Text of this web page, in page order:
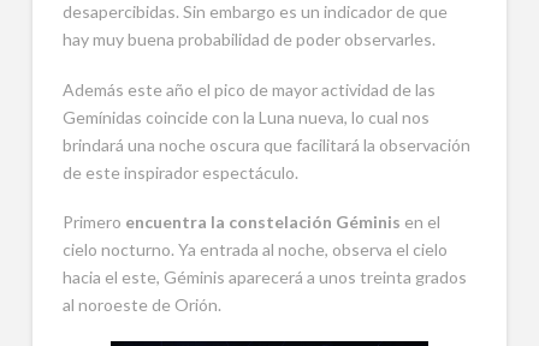
desapercibidas. Sin embargo es un indicador de que
hay muy buena probabilidad de poder observarles.
Además este año el pico de mayor actividad de las
Gemínidas coincide con la Luna nueva, lo cual nos
brindará una noche oscura que facilitará la observación
de este inspirador espectáculo.
Primero encuentra la constelación Géminis en el
cielo nocturno. Ya entrada al noche, observa el cielo
hacia el este, Géminis aparecerá a unos treinta grados
al noroeste de Orión.